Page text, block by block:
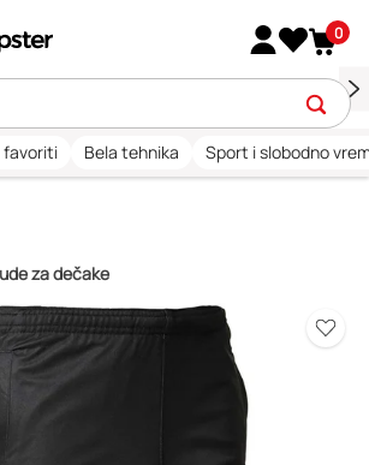
0
favoriti Bela tehnika Sport i slobodno
za dečake